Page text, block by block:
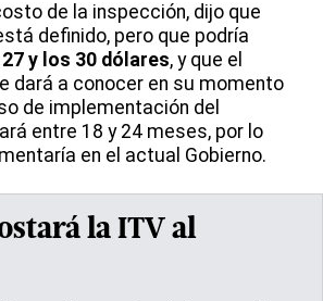
de la inspección, dijo que
definido, pero que podría
27 y los 30 dólares, y que el
dará a conocer en su momento
de implementación del
entre 18 y 24 meses, por lo
en el actual Gobierno.
la ITV al